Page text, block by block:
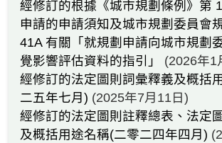
經修訂的根據《城市規劃條例》第
申請的申請須知及城市規劃委員會
41A 有關「就規劃申請向城市規劃
覺影響評估資料的指引」
(2026年1
經修訂的法定圖則詞彙釋義及概括
二五年七月) (2025年7月11日)
經修訂的法定圖則註釋總表、法定
及概括用途名稱(二零二四年四月)